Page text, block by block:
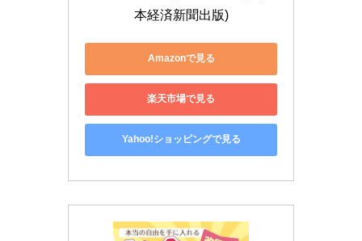
本経済新聞出版)
Amazonで見る
楽天市場で見る
Yahoo!ショッピングで見る